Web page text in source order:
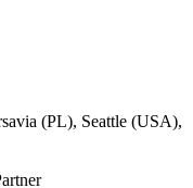
(PL), Seattle (USA),